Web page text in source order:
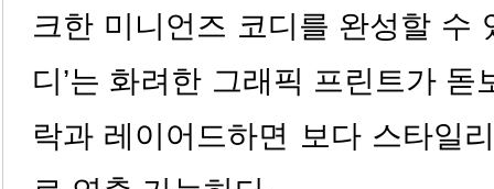
크한 미니언즈 코디를 완성할 수
디’는 화려한 그래픽 프린트가
락과 레이어드하면 보다 스타일